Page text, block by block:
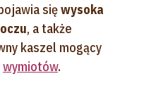
sięwysoka
, a także
kaszel mogący
wymiotów.